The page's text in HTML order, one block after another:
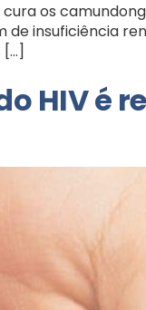
os
insuficiência
[…]
HIV é